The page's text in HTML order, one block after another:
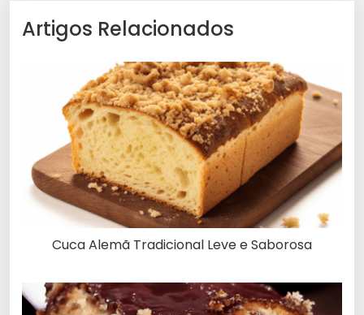
Artigos Relacionados
Cuca Alemã Tradicional Leve e Saborosa